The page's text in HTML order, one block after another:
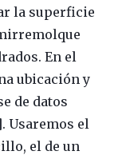
la superficie
En el
ubicación y
de datos
Usaremos el
el de un